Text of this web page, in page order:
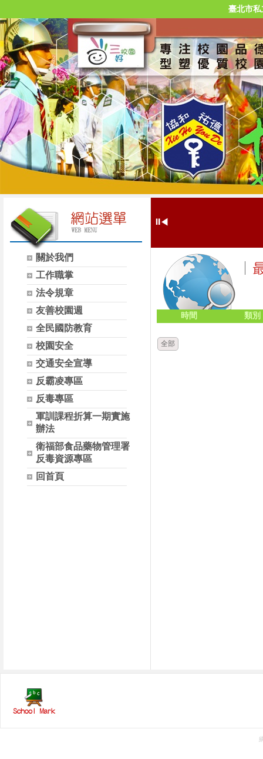
臺北市
關於我們
工作職掌
法令規章
友善校園週
全民國防教育
校園安全
交通安全宣導
反霸凌專區
反毒專區
軍訓課程折算一期實施
辦法
衛福部食品藥物管理署
反毒資源專區
回首頁
⏸◀
時間 類別
全部